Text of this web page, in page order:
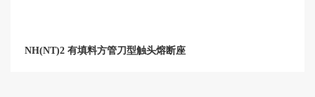
NH(NT)2 有填料方管刀型触头熔断座